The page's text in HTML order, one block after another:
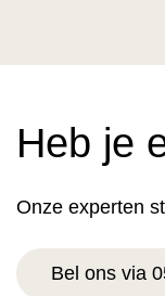
Heb je
Onze experten
Bel ons via